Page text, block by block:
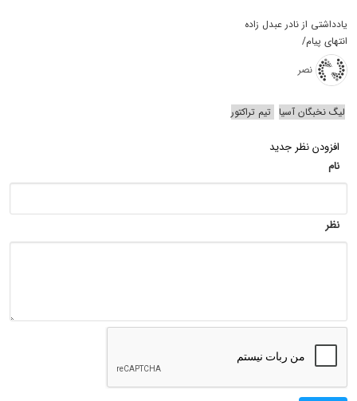
یادداشتی از نادر عبدل زاده
انتهای پیام/
نصر
لیگ نخبگان آسیا تیم تراکتور
افزودن نظر جدید
نام
نظر